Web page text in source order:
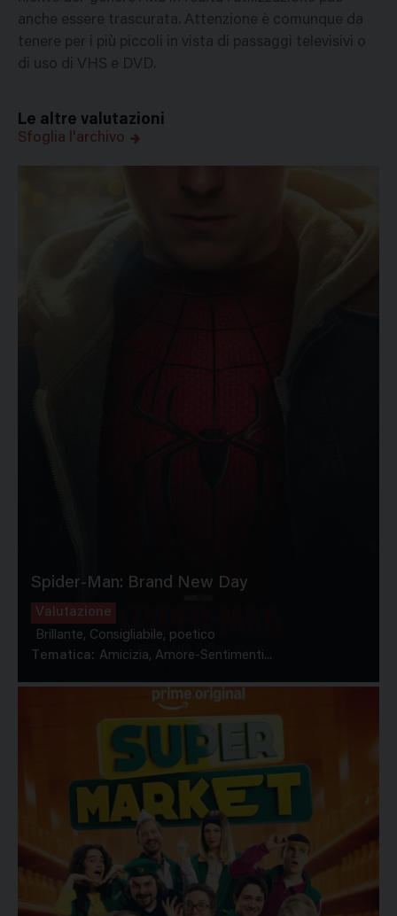
anche essere trascurata. Attenzione è comunque da
tenere per i più piccoli in vista di passaggi televisivi o
di uso di VHS e DVD.
Le altre valutazioni
Sfoglia l'archivo
Spider-Man: Brand New Day
Valutazione
Brillante, Consigliabile, poetico
Tematica: Amicizia, Amore-Sentimenti...